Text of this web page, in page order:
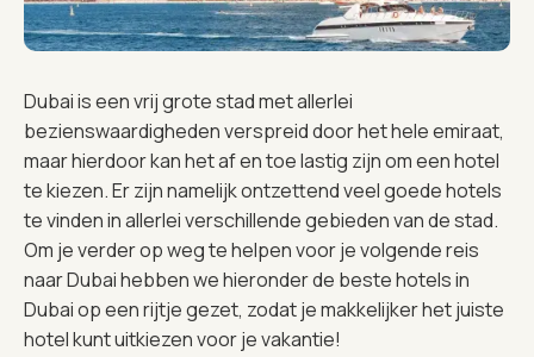
Dubai is een vrij grote stad met allerlei
bezienswaardigheden verspreid door het hele emiraat,
maar hierdoor kan het af en toe lastig zijn om een hotel
te kiezen. Er zijn namelijk ontzettend veel goede hotels
te vinden in allerlei verschillende gebieden van de stad.
Om je verder op weg te helpen voor je volgende reis
naar Dubai hebben we hieronder de beste hotels in
Dubai op een rijtje gezet, zodat je makkelijker het juiste
hotel kunt uitkiezen voor je vakantie!